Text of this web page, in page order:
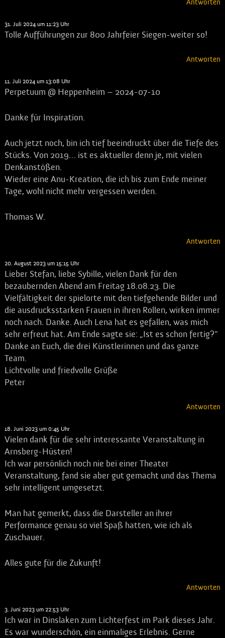
Antworten
31. Juli 2024 um 11:23 Uhr
Tolle Aufführungen zur 800 Jahrfeier Siegen-weiter so!
Antworten
11. Juli 2024 um 13:08 Uhr
Perpetuum @ Heppenheim – 2024-07-10
Danke für Inspiration.
Auch jetzt noch, bin ich tief beeindruckt über die Tiefe des
Stücks. Von 2019… ist es aktueller denn je, mit vielen
Denkanstößen.
Wieder eine Anu-Kreation, die ich bis zum Ende meiner
Tage, wohl nicht mehr vergessen werden.
Thomas W.
Antworten
20. August 2023 um 15:15 Uhr
Lieber Stefan, liebe Sybille, vielen Dank für den
bezaubernden Abend am Freitag 18.08.23. Die
Vielfältigkeit der spielorte mit den tiefgehende Bilder und
die ausdrucksstarken Frauen in ihren Rollen, wirken immer
noch nach. Danke. Auch Lena hat es gefallen, was mich
sehr erfreut hat. Am Ende sagte sie: „Ist es schon fertig?“
Danke an Euch, die drei Künstlerinnen und das ganze
Team.
Lichtvolle und friedvolle Grüße
Peter
Antworten
18. Juni 2023 um 0:45 Uhr
Vielen dank für die sehr interessante Veranstaltung in
Arnsberg-Hüsten!
Ich war persönlich noch nie bei einer Theater
Veranstaltung, fand sie aber gut gemacht und das Thema
sehr intelligent umgesetzt.
Man hat gemerkt, dass die Darsteller an ihrer
Performance genau so viel Spaß hatten, wie ich als
Zuschauer.
Alles gute für die Zukunft!
Antworten
3. Juni 2023 um 22:53 Uhr
Ich war in Dinslaken zum Lichterfest im Park dieses Jahr.
Es war wunderschön, ein einmaliges Erlebnis. Gerne